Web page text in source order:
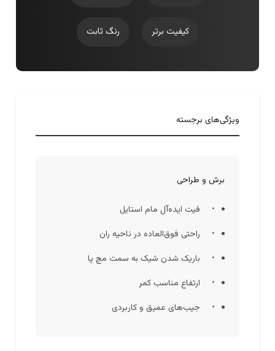
کیفیت برتر رنگ ثابت
ویژگی‌های برجسته
برش و طراحی
فیت ایده‌آل مام استایل
راحتی فوق‌العاده در ناحیه ران
باریک شدن شیک به سمت مچ پا
ارتفاع مناسب کمر
جیب‌های عمیق و کاربردی